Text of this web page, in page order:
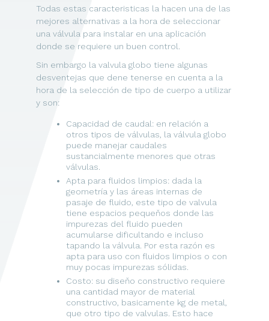
Todas estas caracteristicas la hacen una de las
mejores alternativas a la hora de seleccionar
una válvula para instalar en una aplicación
donde se requiere un buen control.
Sin embargo la valvula globo tiene algunas
desventejas que dene tenerse en cuenta a la
hora de la selección de tipo de cuerpo a utilizar
y son:
Capacidad de caudal: en relación a
otros tipos de válvulas, la válvula globo
puede manejar caudales
sustancialmente menores que otras
válvulas.
Apta para fluidos limpios: dada la
geometría y las áreas internas de
pasaje de fluido, este tipo de valvula
tiene espacios pequeňos donde las
impurezas del fluido pueden
acumularse dificultando e incluso
tapando la válvula. Por esta razón es
apta para uso con fluidos limpios o con
muy pocas impurezas sólidas.
Costo: su diseňo constructivo requiere
una cantidad mayor de material
constructivo, basicamente kg de metal,
que otro tipo de valvulas. Esto hace